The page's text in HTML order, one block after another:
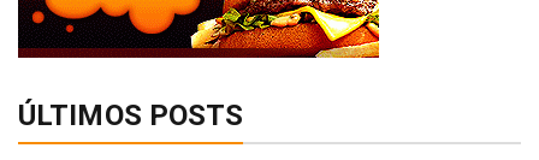
ÚLTIMOS POSTS